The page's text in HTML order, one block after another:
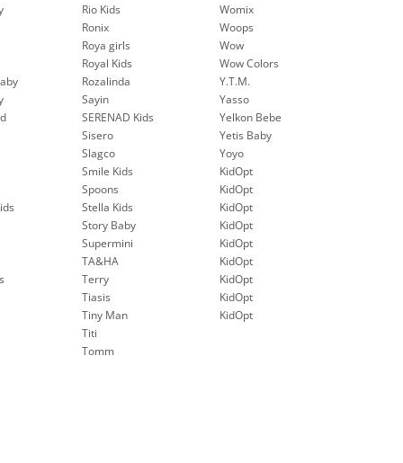
Rio Kids
Ronix
Roya girls
Royal Kids
Rozalinda
Sayin
SERENAD Kids
Sisero
Slagco
Smile Kids
Spoons
Stella Kids
Story Baby
Supermini
TA&HA
Terry
Tiasis
Tiny Man
Titi
Tomm
Womix
Woops
Wow
Wow Colors
Y.T.M.
Yasso
Yelkon Bebe
Yetis Baby
Yoyo
KidOpt
KidOpt
KidOpt
KidOpt
KidOpt
KidOpt
KidOpt
KidOpt
KidOpt